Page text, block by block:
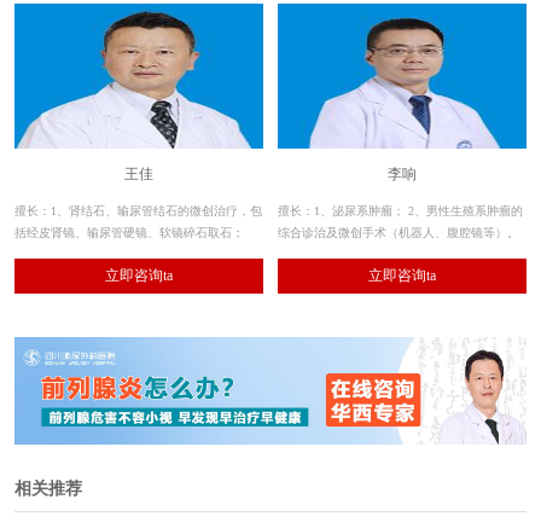
王佳
擅长：1、肾结石、输尿管结石的微创治疗，包
括经皮肾镜、输尿管硬镜、软镜碎石取石；
立即咨询ta
李响
擅长：1、泌尿系肿瘤； 2、男性生殖系肿瘤的
综合诊治及微创手术（机器人、腹腔镜等）。
立即咨询ta
相关推荐